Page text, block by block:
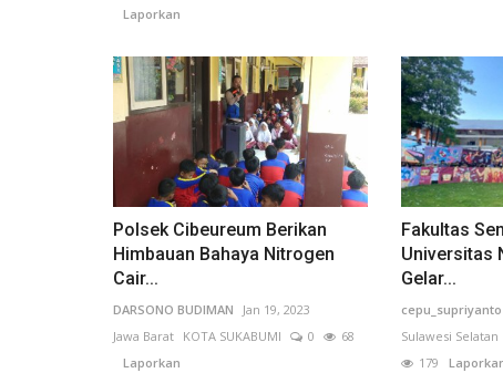
Laporkan
Polsek Cibeureum Berikan
Himbauan Bahaya Nitrogen
Cair...
DARSONO BUDIMAN
Jan 19, 2023
Jawa Barat KOTA SUKABUMI 0
68
Laporkan
Fakultas
Universitas
Gelar...
cepu_supriyanto
Sulawesi Selatan
179
Objek wisata Pantai Parangtritis di Kabupaten
mengalami peningkatan jumlah...